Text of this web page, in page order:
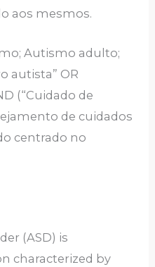
aos mesmos.
Autismo adulto;
autista” OR
(“Cuidado de
de cuidados
centrado no
(ASD) is
characterized by